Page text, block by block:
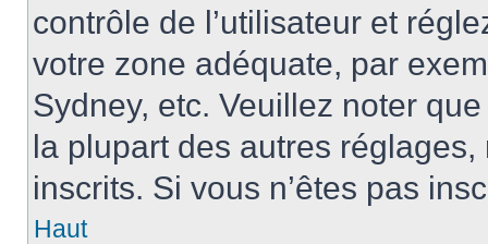
contrôle de l’utilisateur et
votre zone adéquate, par
Sydney, etc. Veuillez noter
la plupart des autres réglages,
inscrits. Si vous n’êtes pas
Haut